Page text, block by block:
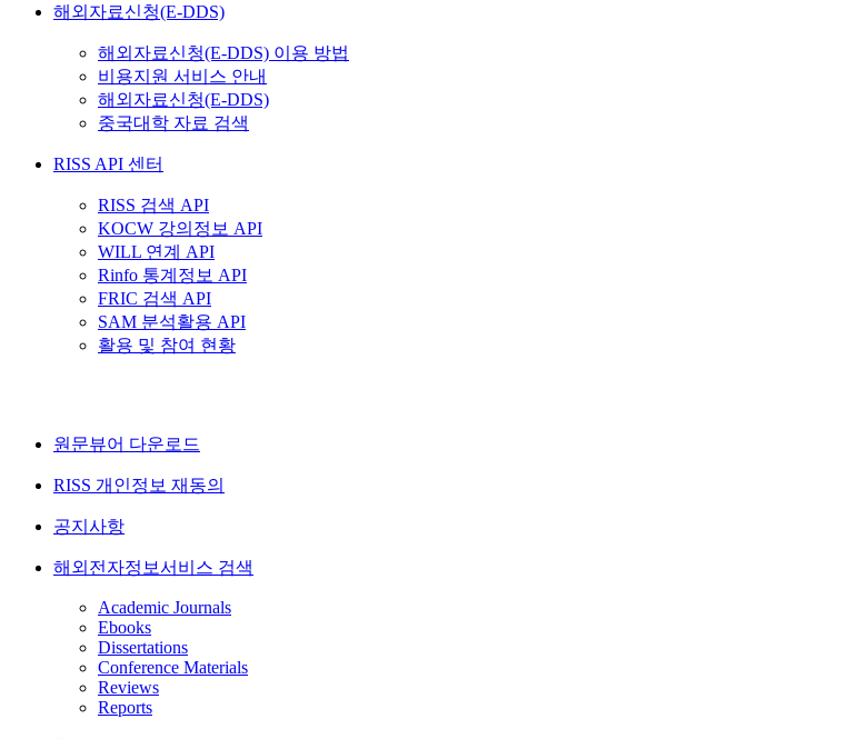
해외자료신청(E-DDS)
해외자료신청(E-DDS) 이용 방법
비용지원 서비스 안내
해외자료신청(E-DDS)
중국대학 자료 검색
RISS API 센터
RISS 검색 API
KOCW 강의정보 API
WILL 연계 API
Rinfo 통계정보 API
FRIC 검색 API
SAM 분석활용 API
활용 및 참여 현황
원문뷰어 다운로드
RISS 개인정보 재동의
공지사항
해외전자정보서비스 검색
Academic Journals
Ebooks
Dissertations
Conference Materials
Reviews
Reports